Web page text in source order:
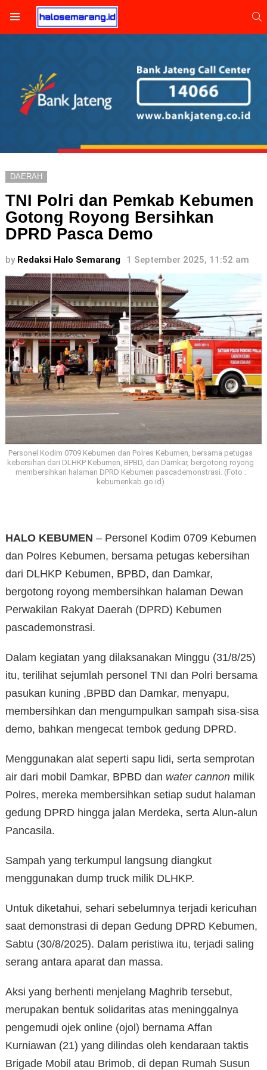
DAERAH
TNI Polri dan Pemkab Kebumen
Gotong Royong Bersihkan
DPRD Pasca Demo
by Redaksi Halo Semarang 1 September 2025, 11:52 am
Personel Kodim 0709 Kebumen dan Polres Kebumen, bersama petugas
kebersihan dari DLHKP Kebumen, BPBD, dan Damkar, bergotong royong
membersihkan halaman DPRD Kebumen pascademonstrasi. (Foto :
kebumenkab.go.id)
HALO KEBUMEN – Personel Kodim 0709 Kebumen
dan Polres Kebumen, bersama petugas kebersihan
dari DLHKP Kebumen, BPBD, dan Damkar,
bergotong royong membersihkan halaman Dewan
Perwakilan Rakyat Daerah (DPRD) Kebumen
pascademonstrasi.
Dalam kegiatan yang dilaksanakan Minggu (31/8/25)
itu, terilihat sejumlah personel TNI dan Polri bersama
pasukan kuning ,BPBD dan Damkar, menyapu,
membersihkan dan mengumpulkan sampah sisa-sisa
demo, bahkan mengecat tembok gedung DPRD.
Menggunakan alat seperti sapu lidi, serta semprotan
air dari mobil Damkar, BPBD dan water cannon milik
Polres, mereka membersihkan setiap sudut halaman
gedung DPRD hingga jalan Merdeka, serta Alun-alun
Pancasila.
Sampah yang terkumpul langsung diangkut
menggunakan dump truck milik DLHKP.
Untuk diketahui, sehari sebelumnya terjadi kericuhan
saat demonstrasi di depan Gedung DPRD Kebumen,
Sabtu (30/8/2025). Dalam peristiwa itu, terjadi saling
serang antara aparat dan massa.
Aksi yang berhenti menjelang Maghrib tersebut,
merupakan bentuk solidaritas atas meninggalnya
pengemudi ojek online (ojol) bernama Affan
Kurniawan (21) yang dilindas oleh kendaraan taktis
Brigade Mobil atau Brimob, di depan Rumah Susun